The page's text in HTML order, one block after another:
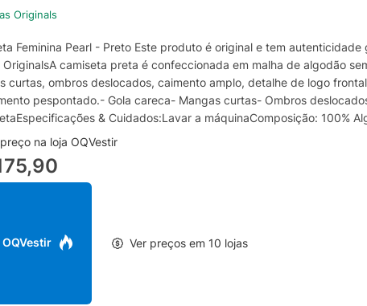
Originals
Feminina Pearl - Preto Este produto é original e tem autenticidade
OriginalsA camiseta preta é confeccionada em malha de algodão
curtas, ombros deslocados, caimento amplo, detalhe de logo
pespontado.- Gola careca- Mangas curtas- Ombros
& Cuidados:Lavar a máquinaComposição: 100%
na loja OQVestir
OQVestir Ver preços em 10 lojas